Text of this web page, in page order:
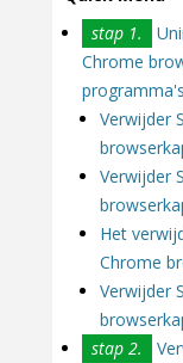
stap 1.
Chrome
Verwijder
Verwijder
Het
Chrome
Verwijder
stap 2.